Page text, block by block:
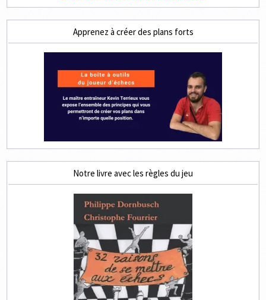
Apprenez à créer des plans forts
Notre livre avec les règles du jeu